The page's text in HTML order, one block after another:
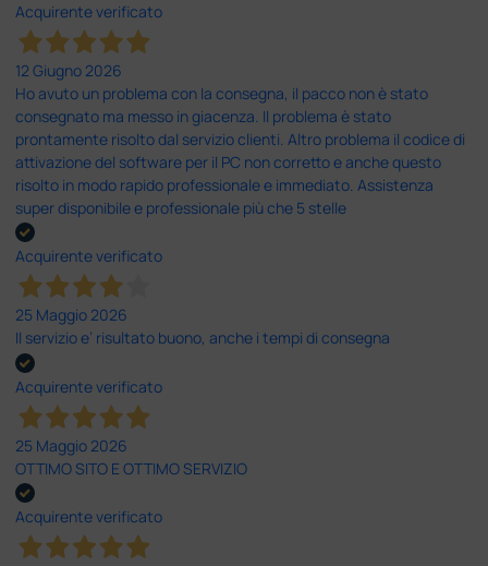
Acquirente verificato
12 Giugno 2026
Ho avuto un problema con la consegna, il pacco non è stato
consegnato ma messo in giacenza. Il problema è stato
prontamente risolto dal servizio clienti. Altro problema il codice di
attivazione del software per il PC non corretto e anche questo
risolto in modo rapido professionale e immediato. Assistenza
super disponibile e professionale più che 5 stelle
Acquirente verificato
25 Maggio 2026
Il servizio e’ risultato buono, anche i tempi di consegna
Acquirente verificato
25 Maggio 2026
OTTIMO SITO E OTTIMO SERVIZIO
Acquirente verificato